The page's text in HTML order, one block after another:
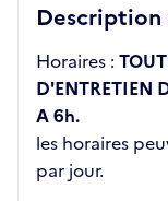
Description
Horaires :
D'ENTRETIEN
A 6h.
les horaires
par jour.